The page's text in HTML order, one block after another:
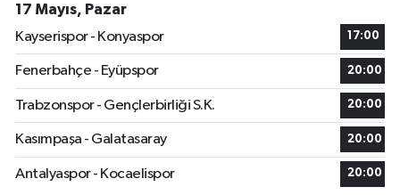
17 Mayıs, Pazar
Kayserispor - Konyaspor
17:00
Fenerbahçe - Eyüpspor 20:00
Trabzonspor - Gençlerbirliği S.K. 20:00
Kasımpaşa - Galatasaray 20:00
Antalyaspor - Kocaelispor 20:00